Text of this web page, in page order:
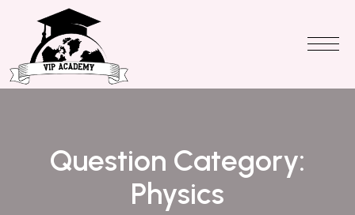
Question Category:
Physics